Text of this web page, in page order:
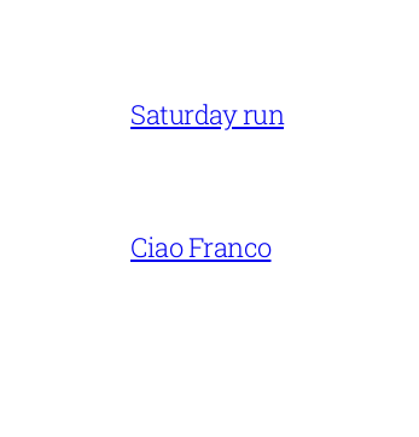
Saturday run
Ciao Franco